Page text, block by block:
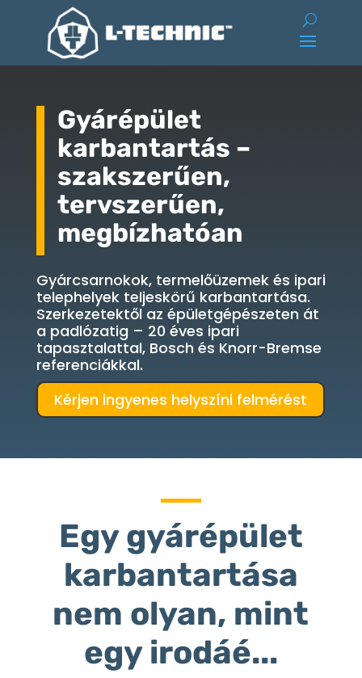
Gyárépület
karbantartás –
szakszerűen,
tervszerűen,
megbízhatóan
Gyárcsarnokok, termelőüzemek és ipari
telephelyek teljeskörű karbantartása.
Szerkezetektől az épületgépészeten át
a padlózatig – 20 éves ipari
tapasztalattal, Bosch és Knorr-Bremse
referenciákkal.
Kérjen ingyenes helyszíni felmérést
Egy gyárépület
karbantartása
nem olyan, mint
egy irodáé...